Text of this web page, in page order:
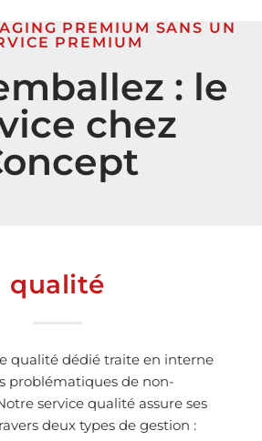
PREMIUM SANS UN
PREMIUM
: le
chez
qualité
qualité dédié traite en interne
problématiques de non-
service qualité assure ses
deux types de gestion :